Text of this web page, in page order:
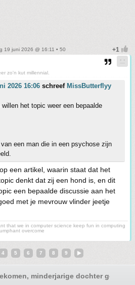
19 juni 2026 @ 16:11 • 50
zo'n kut millennial.
2026 16:06 schreef MissButterflyy
het topic weer een bepaalde
een man die in een psychose zijn
een artikel, waarin staat dat het
denkt dat zij een hond is, en dit
een bepaalde discussie aan het
met je mevrouw vlinder jeetje
that we in computer science keep fun in computing
overcome
4 5 6 7 8 9
minderjarige dochter